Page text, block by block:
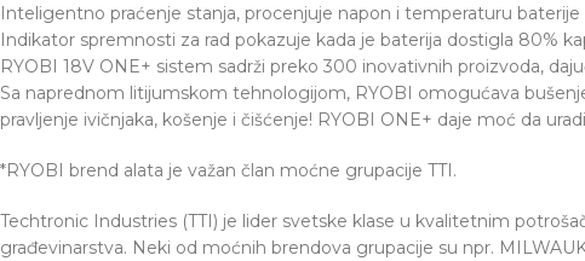
Inteligentno praćenje stanja, procenjuje napon i temperaturu
Indikator spremnosti za rad pokazuje kada je baterija dostigla 80%
RYOBI 18V ONE+ sistem sadrži preko 300 inovativnih proizvoda,
Sa naprednom litijumskom tehnologijom, RYOBI omogućava
pravljenje ivičnjaka, košenje i čišćenje! RYOBI ONE+ daje moć da
*RYOBI brend alata je važan član moćne grupacije TTI.
Techtronic Industries (TTI) je lider svetske klase u kvalitetnim
građevinarstva. Neki od moćnih brendova grupacije su npr.